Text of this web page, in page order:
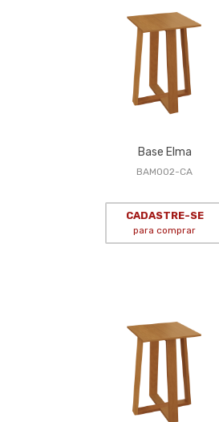
Base Elma
BAM002-CA
CADASTRE-SE
para comprar